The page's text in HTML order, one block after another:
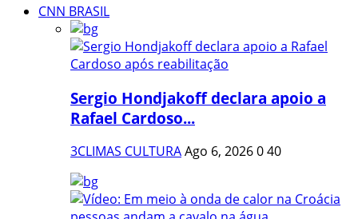
CNN BRASIL
Sergio Hondjakoff declara apoio a
Rafael Cardoso...
3CLIMAS CULTURAAgo 6, 2026040